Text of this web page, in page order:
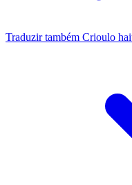
Traduzir também Crioulo